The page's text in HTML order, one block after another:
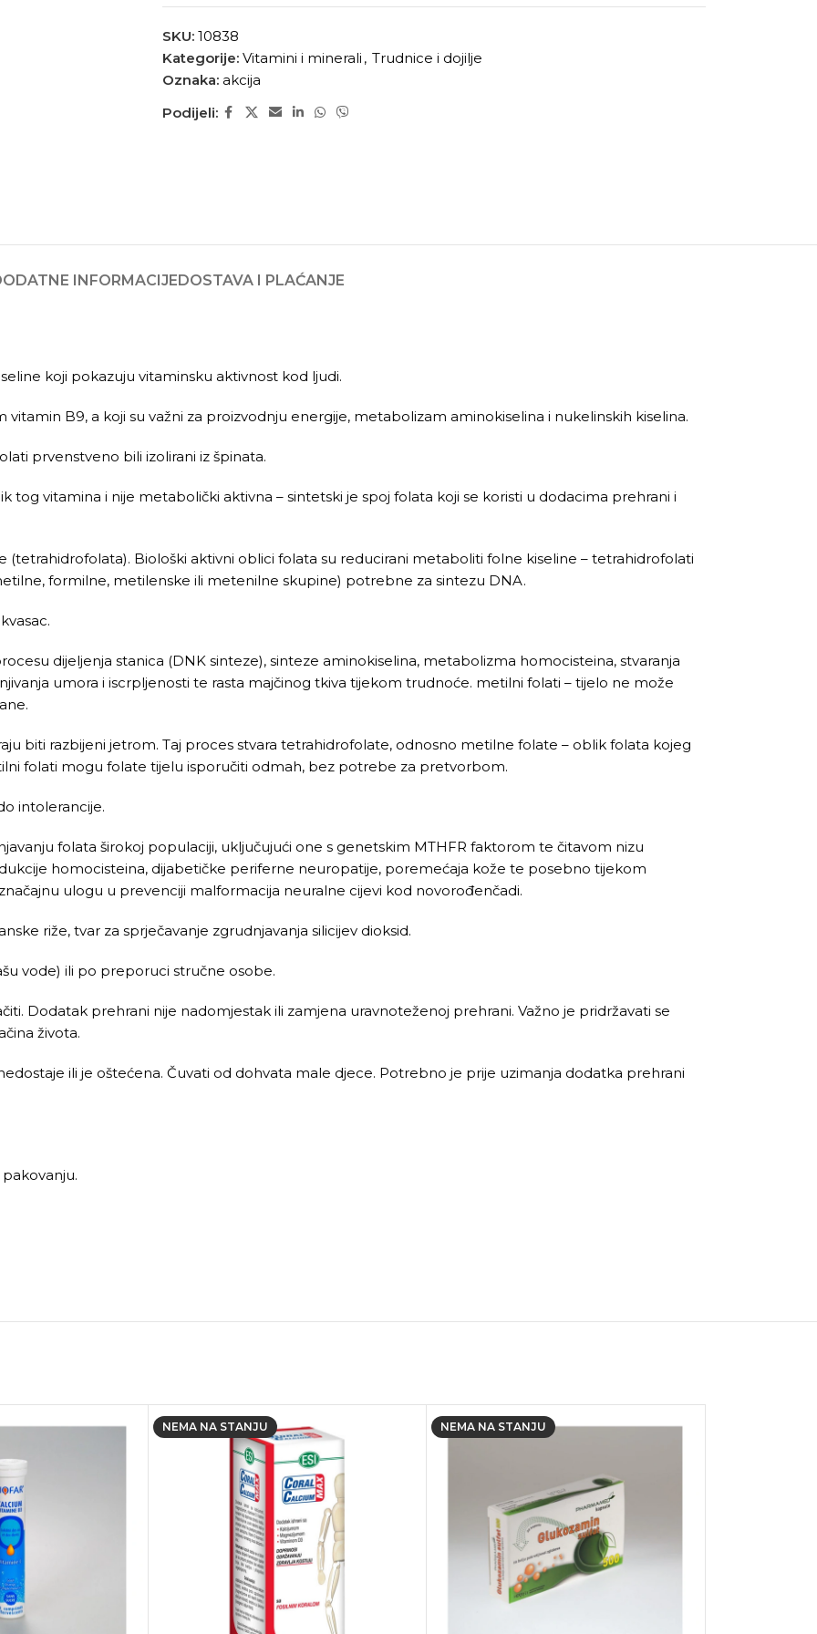
SKU: 10838
Kategorije: Vitamini i minerali , Trudnice i dojilje
Oznaka: akcija
Podijeli:
INFORMACIJEDOSTAVA I PLAĆANJE
koji pokazuju vitaminsku aktivnost kod ljudi.
B9, a koji su važni za proizvodnju energije, metabolizam aminokiselina i nukelinskih kiselina.
prvenstveno bili izolirani iz špinata.
tog vitamina i nije metabolički aktivna – sintetski je spoj folata koji se koristi u dodacima prehrani i
Biološki aktivni oblici folata su reducirani metaboliti folne kiseline – tetrahidrofolati
formilne, metilenske ili metenilne skupine) potrebne za sintezu DNA.
dijeljenja stanica (DNK sinteze), sinteze aminokiselina, metabolizma homocisteina, stvaranja
umora i iscrpljenosti te rasta majčinog tkiva tijekom trudnoće. metilni folati – tijelo ne može
biti razbijeni jetrom. Taj proces stvara tetrahidrofolate, odnosno metilne folate – oblik folata kojeg
folati mogu folate tijelu isporučiti odmah, bez potrebe za pretvorbom.
intolerancije.
folata širokoj populaciji, uključujući one s genetskim MTHFR faktorom te čitavom nizu
homocisteina, dijabetičke periferne neuropatije, poremećaja kože te posebno tijekom
ulogu u prevenciji malformacija neuralne cijevi kod novorođenčadi.
riže, tvar za sprječavanje zgrudnjavanja silicijev dioksid.
vode) ili po preporuci stručne osobe.
Dodatak prehrani nije nadomjestak ili zamjena uravnoteženoj prehrani. Važno je pridržavati se
života.
ili je oštećena. Čuvati od dohvata male djece. Potrebno je prije uzimanja dodatka prehrani
NEMA NA STANJU NEMA NA STANJU